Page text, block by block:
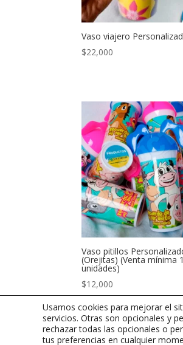
Vaso viajero
$22,000
Vaso pitillos
(Orejitas) (Venta mínima
unidades)
$12,000
Usamos cookies para mejorar el
servicios. Otras son opcionales y
rechazar todas las opcionales o
tus preferencias en cualquier